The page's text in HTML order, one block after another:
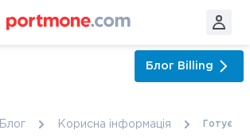
Блог Billing
Блог Корисна інформація